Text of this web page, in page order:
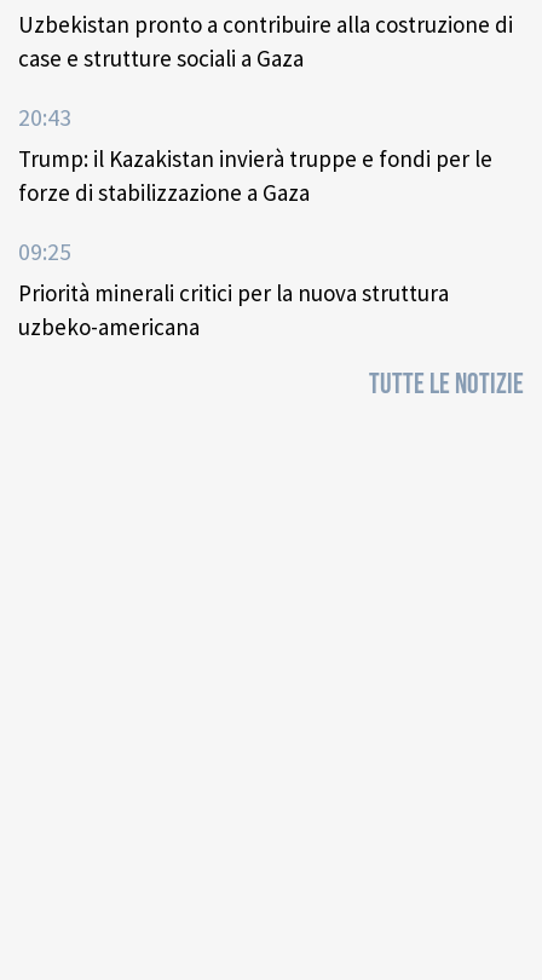
Uzbekistan pronto a contribuire alla costruzione di
case e strutture sociali a Gaza
20:43
Trump: il Kazakistan invierà truppe e fondi per le
forze di stabilizzazione a Gaza
09:25
Priorità minerali critici per la nuova struttura
uzbeko-americana
TUTTE LE NOTIZIE